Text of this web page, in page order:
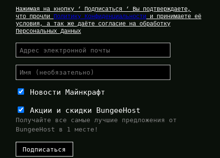
Нажимая на кнопку ‘ Подписаться ‘ Вы подтверждаете,
что прочли Политику Конфиденциальности и принимаете её
условия, а так же даёте согласие на обработку
Персональных Данных
Новости Майнкрафт
Акции и скидки BungeeHost
Получайте все самые лучшие предложения от
BungeeHost в 1 месте!